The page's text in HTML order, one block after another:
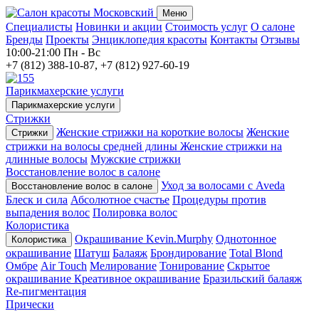
Меню
Специалисты Новинки и акции Стоимость услуг О салоне
Бренды Проекты Энциклопедия красоты Контакты Отзывы
10:00-21:00 Пн - Вс
+7 (812) 388-10-87, +7 (812) 927-60-19
Парикмахерские услуги
Парикмахерские услуги
Стрижки
Стрижки Женские стрижки на короткие волосы Женские
стрижки на волосы средней длины Женские стрижки на
длинные волосы Мужские стрижки
Восстановление волос в салоне
Восстановление волос в салоне
Уход за волосами с Aveda
Блеск и сила Абсолютное счастье Процедуры против
выпадения волос Полировка волос
Колористика
Колористика Окрашивание Kevin.Murphy Однотонное
окрашивание Шатуш Балаяж Брондирование Total Blond
Омбре Air Touch Мелирование Тонирование Скрытое
окрашивание Креативное окрашивание Бразильский балаяж
Re-пигментация
Прически